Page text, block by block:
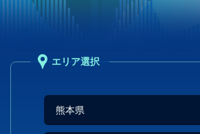
エリア選択